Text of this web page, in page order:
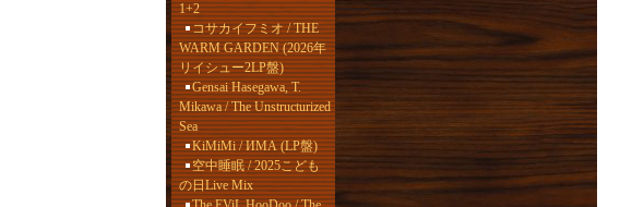
1+2
コサカイフミオ / THE
WARM GARDEN (2026年
リイシュー2LP盤)
Gensai Hasegawa, T.
Mikawa / The Unstructurized
Sea
KiMiMi / ИМА (LP盤)
空中睡眠 / 2025こども
の日Live Mix